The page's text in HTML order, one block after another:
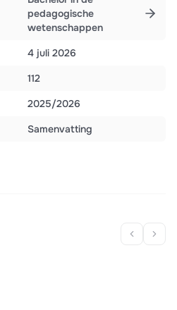
pedagogische
wetenschappen
4 juli 2026
112
2025/2026
Samenvatting